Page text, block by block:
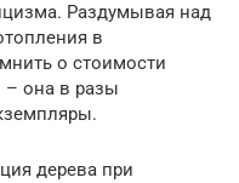
Раздумывая над
в
о стоимости
– она в разы
дерева при